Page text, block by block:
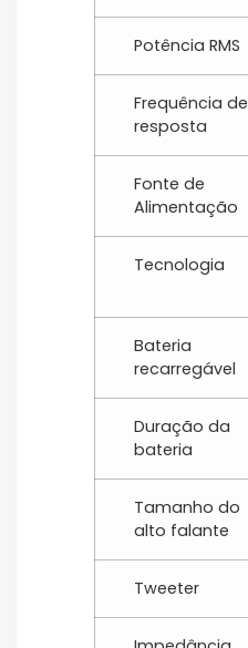
Potência RMS
Frequência de
resposta
Fonte de
Alimentação
Tecnologia
Bateria
recarregável
Duração da
bateria
Tamanho do
alto falante
Tweeter